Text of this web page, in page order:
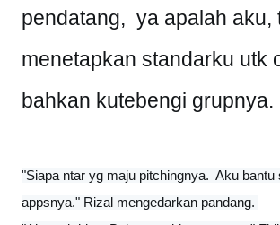
pendatang,  ya apalah aku,
menetapkan standarku utk
bahkan kutebengi grupnya.
"Siapa ntar yg maju pitchingnya.  Aku bantu
appsnya." Rizal mengedarkan pandang.